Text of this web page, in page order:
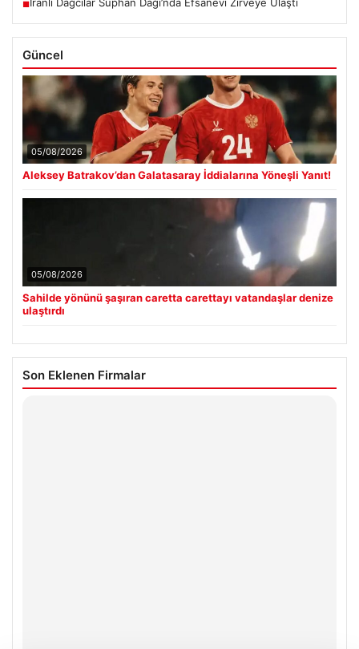
■İranlı Dağcılar Süphan Dağı’nda Efsanevi Zirveye Ulaştı
Güncel
05/08/2026
Aleksey Batrakov’dan Galatasaray İddialarına Yöneşli Yanıt!
05/08/2026
Sahilde yönünü şaşıran caretta carettayı vatandaşlar denize
ulaştırdı
Son Eklenen Firmalar